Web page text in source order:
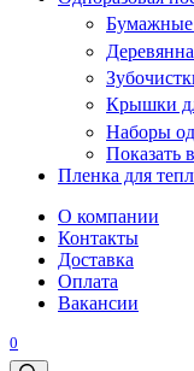
Бумажные
Крышки
Наборы
Показать
Пленка для
О компании
Контакты
Доставка
Оплата
Вакансии
0